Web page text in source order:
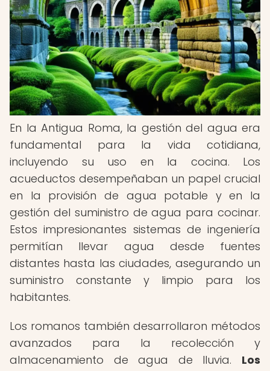
En la Antigua Roma, la gestión del agua era
fundamental para la vida cotidiana,
incluyendo su uso en la cocina. Los
acueductos desempeñaban un papel crucial
en la provisión de agua potable y en la
gestión del suministro de agua para cocinar.
Estos impresionantes sistemas de ingeniería
permitían llevar agua desde fuentes
distantes hasta las ciudades, asegurando un
suministro constante y limpio para los
habitantes.
Los romanos también desarrollaron métodos
avanzados para la recolección y
almacenamiento de agua de lluvia. Los